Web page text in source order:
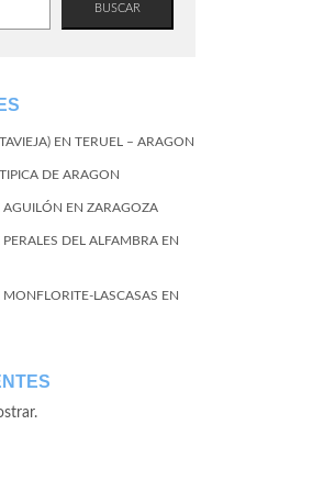
BUSCAR
EN TERUEL – ARAGON
DE ARAGON
EN ZARAGOZA
DEL ALFAMBRA EN
LASCASAS EN